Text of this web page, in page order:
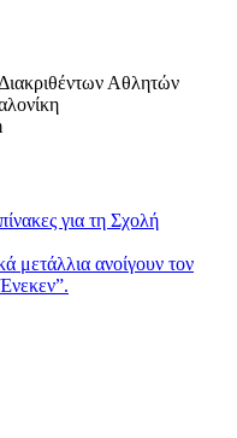
Αθλητών
για τη Σχολή
μετάλλια ανοίγουν τον